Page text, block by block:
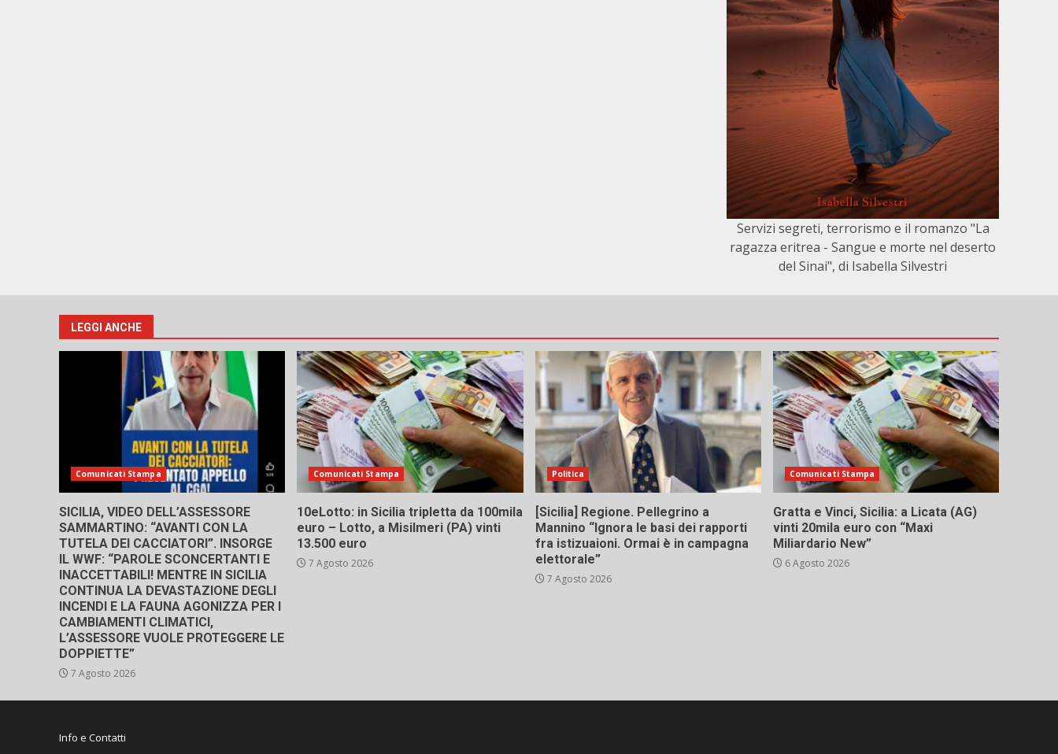
Servizi segreti, terrorismo e il romanzo "La
ragazza eritrea - Sangue e morte nel deserto
del Sinai", di Isabella Silvestri
LEGGI ANCHE
Comunicati Stampa
SICILIA, VIDEO DELL’ASSESSORE
SAMMARTINO: “AVANTI CON LA
TUTELA DEI CACCIATORI”. INSORGE
IL WWF: “PAROLE SCONCERTANTI E
INACCETTABILI! MENTRE IN SICILIA
CONTINUA LA DEVASTAZIONE DEGLI
INCENDI E LA FAUNA AGONIZZA PER I
CAMBIAMENTI CLIMATICI,
L’ASSESSORE VUOLE PROTEGGERE LE
DOPPIETTE”
7 Agosto 2026
Comunicati Stampa
10eLotto: in Sicilia tripletta da 100mila
euro – Lotto, a Misilmeri (PA) vinti
13.500 euro
7 Agosto 2026
Politica
[Sicilia] Regione. Pellegrino a
Mannino “Ignora le basi dei rapporti
fra istizuaioni. Ormai è in campagna
elettorale”
7 Agosto 2026
Comunicati Stampa
Gratta e Vinci, Sicilia: a Licata (AG)
vinti 20mila euro con “Maxi
Miliardario New”
6 Agosto 2026
Info e Contatti